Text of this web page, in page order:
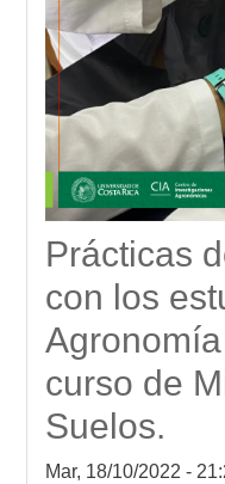
Prácticas
con los
curso de
Suelos.
Mar, 18/10/2022 -